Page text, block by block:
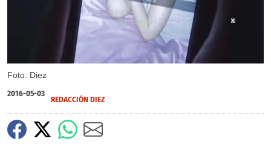
Foto: Diez
X
2016-05-03
REDACCIÓN DIEZ